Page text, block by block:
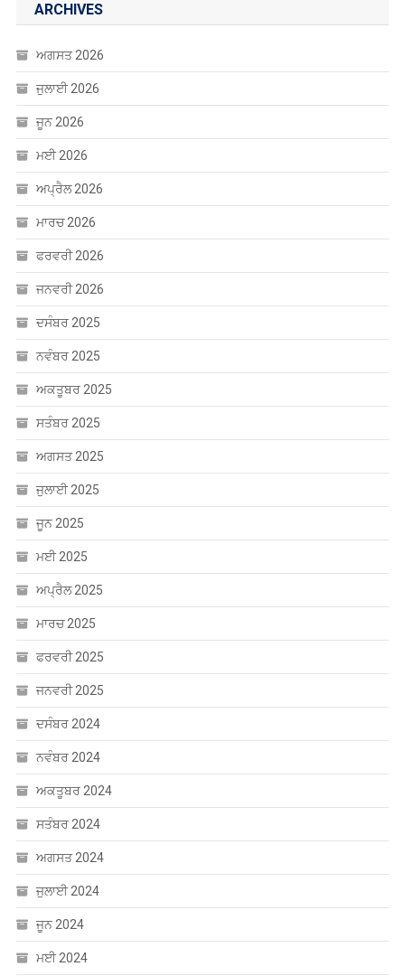
ARCHIVES
ਅਗਸਤ 2026
ਜੁਲਾਈ 2026
ਜੂਨ 2026
ਮਈ 2026
ਅਪ੍ਰੈਲ 2026
ਮਾਰਚ 2026
ਫਰਵਰੀ 2026
ਜਨਵਰੀ 2026
ਦਸੰਬਰ 2025
ਨਵੰਬਰ 2025
ਅਕਤੂਬਰ 2025
ਸਤੰਬਰ 2025
ਅਗਸਤ 2025
ਜੁਲਾਈ 2025
ਜੂਨ 2025
ਮਈ 2025
ਅਪ੍ਰੈਲ 2025
ਮਾਰਚ 2025
ਫਰਵਰੀ 2025
ਜਨਵਰੀ 2025
ਦਸੰਬਰ 2024
ਨਵੰਬਰ 2024
ਅਕਤੂਬਰ 2024
ਸਤੰਬਰ 2024
ਅਗਸਤ 2024
ਜੁਲਾਈ 2024
ਜੂਨ 2024
ਮਈ 2024